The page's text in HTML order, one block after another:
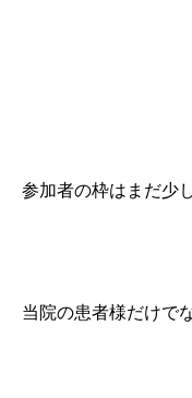
参加者の枠はまだ少
当院の患者様だけで